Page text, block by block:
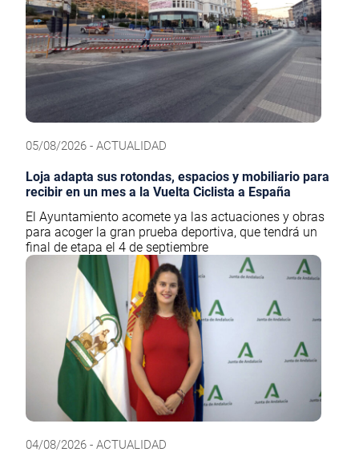
05/08/2026 - ACTUALIDAD
Loja adapta sus rotondas, espacios y mobiliario para
recibir en un mes a la Vuelta Ciclista a España
El Ayuntamiento acomete ya las actuaciones y obras
para acoger la gran prueba deportiva, que tendrá un
final de etapa el 4 de septiembre
04/08/2026 - ACTUALIDAD